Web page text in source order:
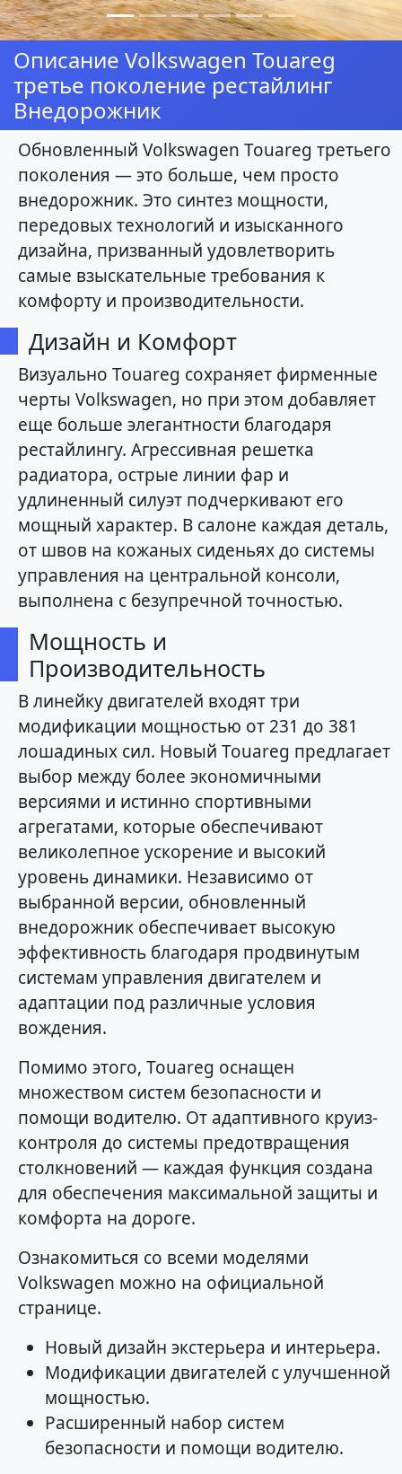
Описание Volkswagen Touareg
третье поколение рестайлинг
Внедорожник
Обновленный Volkswagen Touareg третьего
поколения — это больше, чем просто
внедорожник. Это синтез мощности,
передовых технологий и изысканного
дизайна, призванный удовлетворить
самые взыскательные требования к
комфорту и производительности.
Дизайн и Комфорт
Визуально Touareg сохраняет фирменные
черты Volkswagen, но при этом добавляет
еще больше элегантности благодаря
рестайлингу. Агрессивная решетка
радиатора, острые линии фар и
удлиненный силуэт подчеркивают его
мощный характер. В салоне каждая деталь,
от швов на кожаных сиденьях до системы
управления на центральной консоли,
выполнена с безупречной точностью.
Мощность и
Производительность
В линейку двигателей входят три
модификации мощностью от 231 до 381
лошадиных сил. Новый Touareg предлагает
выбор между более экономичными
версиями и истинно спортивными
агрегатами, которые обеспечивают
великолепное ускорение и высокий
уровень динамики. Независимо от
выбранной версии, обновленный
внедорожник обеспечивает высокую
эффективность благодаря продвинутым
системам управления двигателем и
адаптации под различные условия
вождения.
Помимо этого, Touareg оснащен
множеством систем безопасности и
помощи водителю. От адаптивного круиз-
контроля до системы предотвращения
столкновений — каждая функция создана
для обеспечения максимальной защиты и
комфорта на дороге.
Ознакомиться со всеми моделями
Volkswagen можно на официальной
странице.
Новый дизайн экстерьера и интерьера.
Модификации двигателей с улучшенной
мощностью.
Расширенный набор систем
безопасности и помощи водителю.